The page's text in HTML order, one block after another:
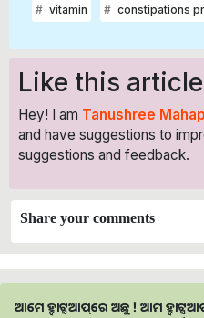
vitamin constipations
Like this
Hey! I am Tanushree
and have suggestions to
suggestions and feedback.
Share your comments
ଆମେ ହ୍ବାଟ୍ସଆପ୍‌ରେ ଅଛୁ ! ଆମ